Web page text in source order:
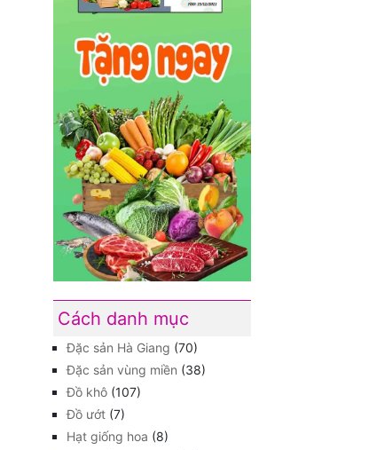
Cách danh mục
Đặc sản Hà Giang (70)
Đặc sản vùng miền (38)
Đồ khô (107)
Đồ ướt (7)
Hạt giống hoa (8)